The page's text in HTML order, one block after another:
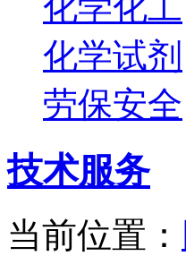
化学试剂
劳保安全
技术服务
当前位置：